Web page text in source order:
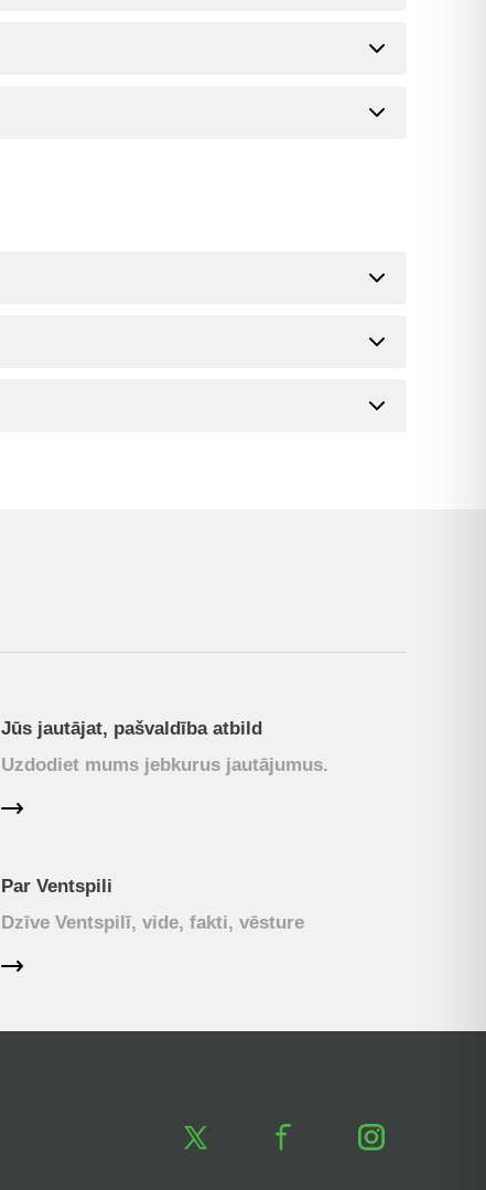
Jūs jautājat, pašvaldība atbild
Uzdodiet mums jebkurus jautājumus.
Par Ventspili
Dzīve Ventspilī, vide, fakti, vēsture